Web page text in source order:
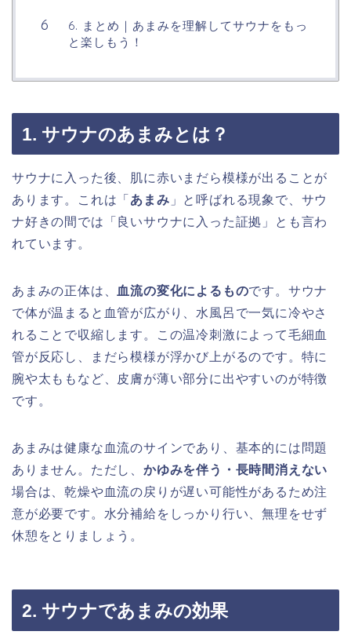
6. まとめ｜あまみを理解してサウナをもっ
と楽しもう！
1. サウナのあまみとは？
サウナに入った後、肌に赤いまだら模様が出ることが
あります。これは「 あまみ 」と呼ばれる現象で、サウ
ナ好きの間では「良いサウナに入った証拠」とも言わ
れています。
あまみの正体は、 血流の変化によるものです。サウナ
で体が温まると血管が広がり、水風呂で一気に冷やさ
れることで収縮します。この温冷刺激によって毛細血
管が反応し、まだら模様が浮かび上がるのです。特に
腕や太ももなど、皮膚が薄い部分に出やすいのが特徴
です。
あまみは健康な血流のサインであり、基本的には問題
ありません。ただし、 かゆみを伴う・長時間消えない
場合は、乾燥や血流の戻りが遅い可能性があるため注
意が必要です。水分補給をしっかり行い、無理をせず
休憩をとりましょう。
2. サウナであまみの効果